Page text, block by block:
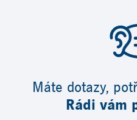
Máte dotazy,
Rádi vám